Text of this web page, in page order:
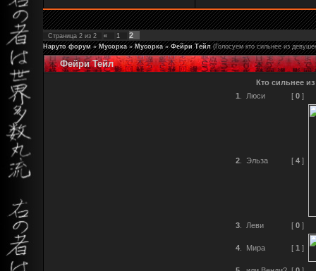
Страница 2 из 2 « 1 2
Наруто форум » Мусорка » Мусорка » Фейри Тейл (Голосуем кто сильнее из
Фейри Тейл
Кто сильнее
1
Люси [ 0 ]
2 Эльза [ 4 ]
3 Леви [ 0 ]
4 Мира [ 1 ]